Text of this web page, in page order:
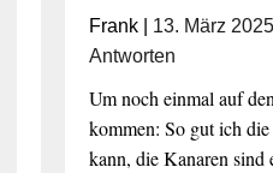
Frank| 13. März
Antworten
Um noch einmal auf
kommen: So gut ich
kann, die Kanaren sind